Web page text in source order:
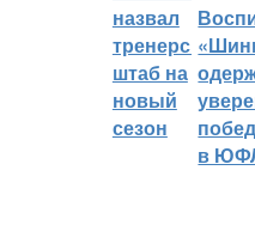
назвал
тренерский
штаб на
новый
сезон
в